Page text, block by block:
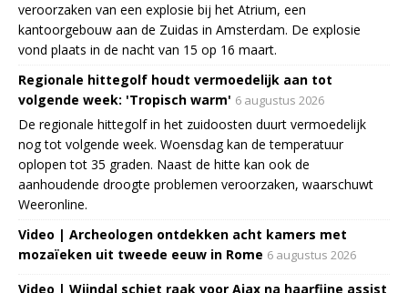
veroorzaken van een explosie bij het Atrium, een
kantoorgebouw aan de Zuidas in Amsterdam. De explosie
vond plaats in de nacht van 15 op 16 maart.
Regionale hittegolf houdt vermoedelijk aan tot
volgende week: 'Tropisch warm' 6 augustus 2026
De regionale hittegolf in het zuidoosten duurt vermoedelijk
nog tot volgende week. Woensdag kan de temperatuur
oplopen tot 35 graden. Naast de hitte kan ook de
aanhoudende droogte problemen veroorzaken, waarschuwt
Weeronline.
Video | Archeologen ontdekken acht kamers met
mozaïeken uit tweede eeuw in Rome 6 augustus 2026
Video | Wijndal schiet raak voor Ajax na haarfijne assist